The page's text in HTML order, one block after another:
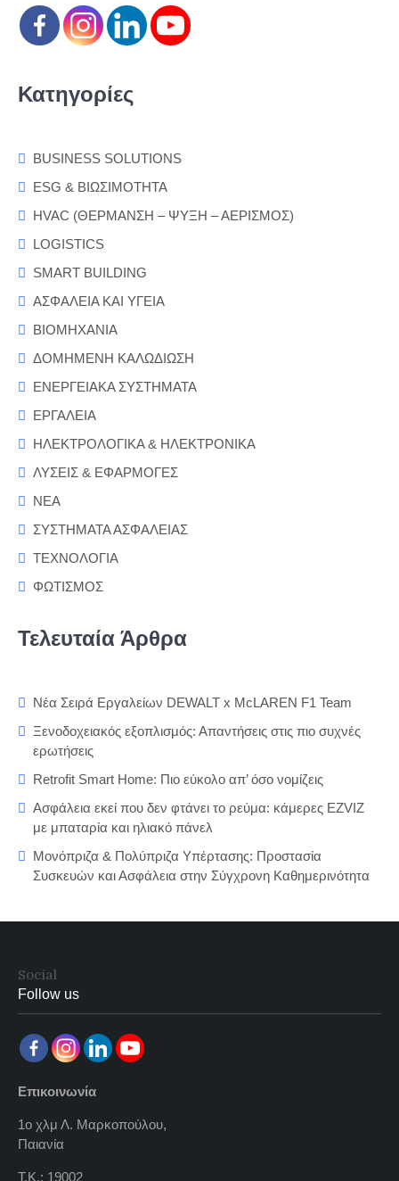
Κατηγορίες
BUSINESS SOLUTIONS
ESG & ΒΙΩΣΙΜΟΤΗΤΑ
HVAC (ΘΕΡΜΑΝΣΗ – ΨΥΞΗ – ΑΕΡΙΣΜΟΣ)
LOGISTICS
SMART BUILDING
ΑΣΦΑΛΕΙΑ ΚΑΙ ΥΓΕΙΑ
ΒΙΟΜΗΧΑΝΙΑ
ΔΟΜΗΜΕΝΗ ΚΑΛΩΔΙΩΣΗ
ΕΝΕΡΓΕΙΑΚΑ ΣΥΣΤΗΜΑΤΑ
ΕΡΓΑΛΕΙΑ
ΗΛΕΚΤΡΟΛΟΓΙΚΑ & ΗΛΕΚΤΡΟΝΙΚΑ
ΛΥΣΕΙΣ & ΕΦΑΡΜΟΓΕΣ
ΝΕΑ
ΣΥΣΤΗΜΑΤΑ ΑΣΦΑΛΕΙΑΣ
ΤΕΧΝΟΛΟΓΙΑ
ΦΩΤΙΣΜΟΣ
Τελευταία Άρθρα
Νέα Σειρά Εργαλείων DEWALT x McLAREN F1 Team
Ξενοδοχειακός εξοπλισμός: Απαντήσεις στις πιο συχνές
ερωτήσεις
Retrofit Smart Home: Πιο εύκολο απ’ όσο νομίζεις
Ασφάλεια εκεί που δεν φτάνει το ρεύμα: κάμερες EZVIZ
με μπαταρία και ηλιακό πάνελ
Μονόπριζα & Πολύπριζα Υπέρτασης: Προστασία
Συσκευών και Ασφάλεια στην Σύγχρονη Καθημερινότητα
Social
Follow us
Επικοινωνία
1ο χλμ Λ. Μαρκοπούλου,
Παιανία
Τ.Κ.: 19002